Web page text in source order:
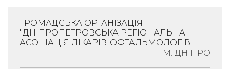
Шадрін Олег
Геннадійович;
(Згідно Статуту)
Гастроентерологія
Адреса: Україна, 04050,
Місто Київ, Вулиця
ГРОМАДСЬКА ОРГАНІЗАЦІЯ
"ДНІПРОПЕТРОВСЬКА РЕГІОНАЛЬНА
АСОЦІАЦІЯ ЛІКАРІВ-ОФТАЛЬМОЛОГІВ"
М. ДНІПРО